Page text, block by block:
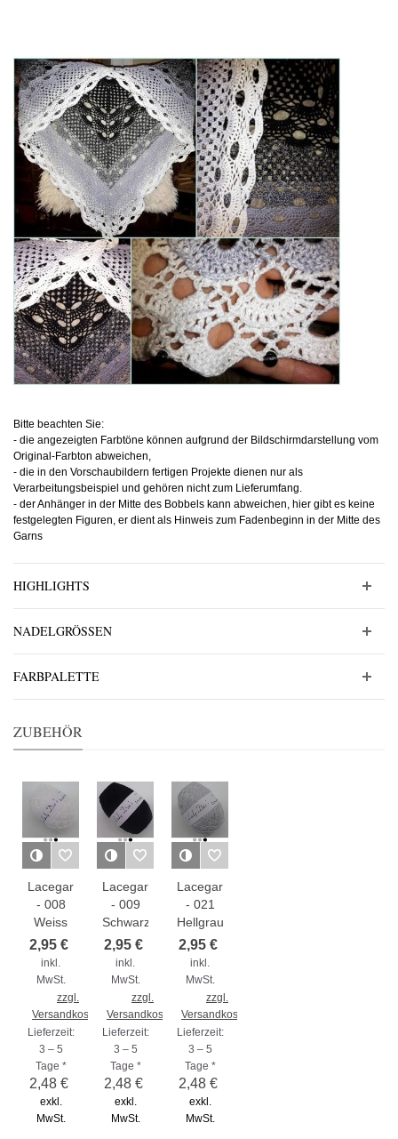
Bitte beachten Sie:
- die angezeigten Farbtöne können aufgrund der Bildschirmdarstellung vom
Original-Farbton abweichen,
- die in den Vorschaubildern fertigen Projekte dienen nur als
Verarbeitungsbeispiel und gehören nicht zum Lieferumfang.
- der Anhänger in der Mitte des Bobbels kann abweichen, hier gibt es keine
festgelegten Figuren, er dient als Hinweis zum Fadenbeginn in der Mitte des
Garns
HIGHLIGHTS
NADELGRÖSSEN
FARBPALETTE
ZUBEHÖR
Lacegarn
- 008
Weiss
2,95 €
inkl.
MwSt.
zzgl.
Versandkosten
Lieferzeit:
3 – 5
Tage *
2,48 €
exkl.
MwSt.
Lacegarn
- 009
Schwarz
2,95 €
inkl.
MwSt.
zzgl.
Versandkosten
Lieferzeit:
3 – 5
Tage *
2,48 €
exkl.
MwSt.
Lacegarn
- 021
Hellgrau
2,95 €
inkl.
MwSt.
zzgl.
Versandkosten
Lieferzeit:
3 – 5
Tage *
2,48 €
exkl.
MwSt.